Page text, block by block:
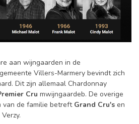
aan wijngaarden in de
Villers-Marmery bevindt zich
Dit zijn allemaal Chardonnay
Cru mwijngaardeb. De overige
van de familie betreft Grand Cru's en